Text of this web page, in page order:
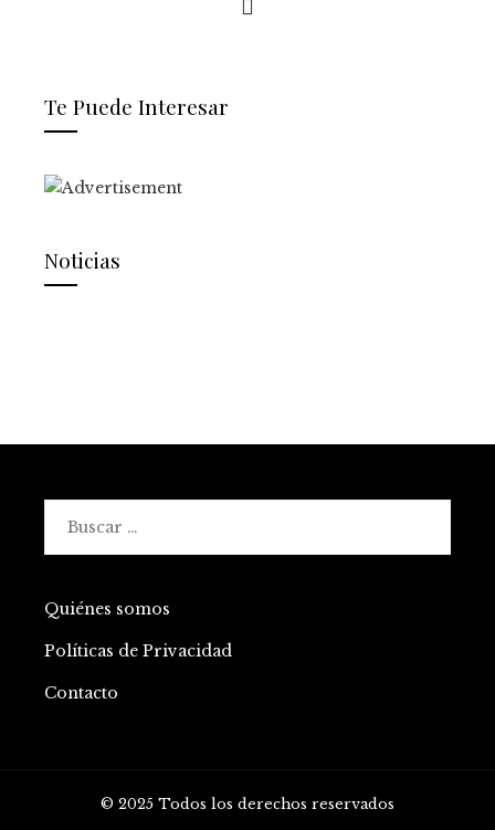
Te Puede Interesar
Noticias
Quiénes somos
Políticas de Privacidad
Contacto
© 2025 Todos los derechos reservados